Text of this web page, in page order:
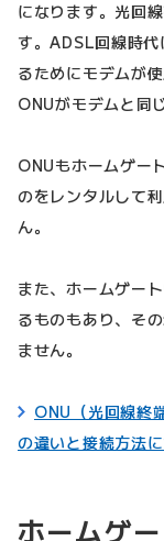
になります。光回
す。ADSL回線時
るためにモデムが
ONUがモデムと同
ONUもホームゲー
のをレンタルして
ん。
また、ホームゲー
るものもあり、そ
ません。
ONU（光回線終
の違いと接続方法
ホームゲ